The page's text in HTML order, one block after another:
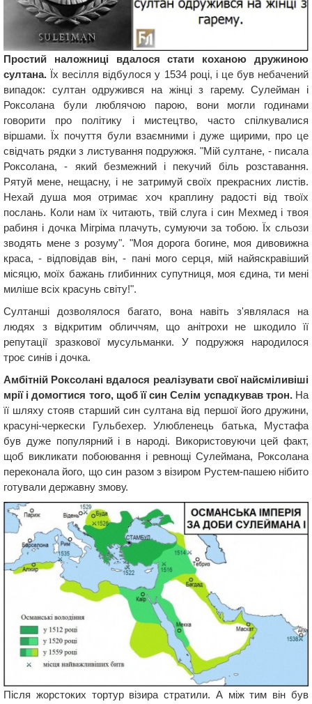
Простий наложниці вдалося стати коханою дружиною
султана. Їх весілля відбулося у 1534 році, і це був небачений
випадок: султан одружився на жінці з гарему. Сулейман і
Роксолана були люблячою парою, вони могли годинами
говорити про політику і мистецтво, часто спілкувалися
віршами. Їх почуття були взаємними і дуже щирими, про це
свідчать рядки з листування подружжя. "Мій султане, - писала
Роксолана, - який безмежний і пекучий біль розставання.
Рятуй мене, нещасну, і не затримуй своїх прекрасних листів.
Нехай душа моя отримає хоч краплину радості від твоїх
послань. Коли нам їх читають, твій слуга і син Мехмед і твоя
рабиня і дочка Мігріма плачуть, сумуючи за тобою. Їх сльози
зводять мене з розуму". "Моя дорога богине, моя дивовижна
краса, - відповідав він, - пані мого серця, мій найяскравіший
місяцю, моїх бажань глибинних супутниця, моя єдина, ти мені
миліше всіх красунь світу!".
Султанші дозволялося багато, вона навіть з'являлася на
людях з відкритим обличчям, що анітрохи не шкодило її
репутації зразкової мусульманки. У подружжя народилося
троє синів і дочка.
Амбітній Роксолані вдалося реалізувати свої найсміливіші
мрії і домогтися того, щоб її син Селім успадкував трон.На
її шляху стояв старший син султана від першої його дружини,
красуні-черкески Гульбехер. Улюбленець батька, Мустафа
був дуже популярний і в народі. Використовуючи цей факт,
щоб викликати побоювання і ревнощі Сулеймана, Роксолана
переконала його, що син разом з візиром Рустем-пашею нібито
готували державну змову.
Після жорстоких тортур візира стратили. А між тим він був